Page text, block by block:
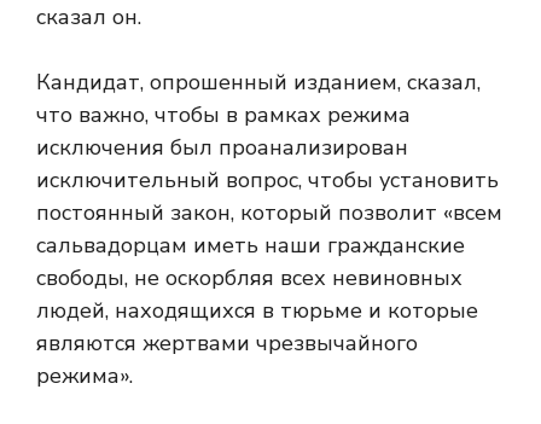
сказал он.
Кандидат, опрошенный изданием, сказал,
что важно, чтобы в рамках режима
исключения был проанализирован
исключительный вопрос, чтобы установить
постоянный закон, который позволит «всем
сальвадорцам иметь наши гражданские
свободы, не оскорбляя всех невиновных
людей, находящихся в тюрьме и которые
являются жертвами чрезвычайного
режима».